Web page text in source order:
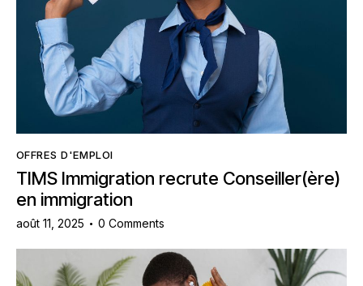
OFFRES D'EMPLOI
TIMS Immigration recrute Conseiller(ère)
en immigration
août 11, 2025 0 Comments